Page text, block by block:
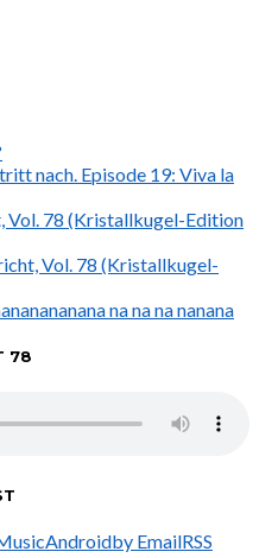
nach. Episode 19: Viva la
Vol. 78 (Kristallkugel-Edition
Vol. 78 (Kristallkugel-
na na na nanana
78
Androidby EmailRSS